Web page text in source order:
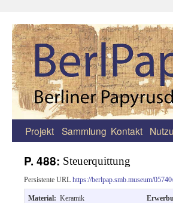
Zum
springen
Projekt Sammlung Kontakt
P. 488: Steuerquittung
Persistente URL https://berlpap.smb.museum/05740/
Material: Keramik